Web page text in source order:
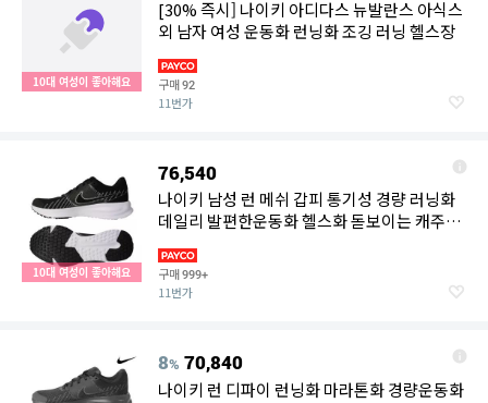
10대 여성이 좋아해요
[30% 즉시] 나이키 아디다스 뉴발란스 아식스
외 남자 여성 운동화 런닝화 조깅 러닝 헬스장
구매92
11번가
10대 여성이 좋아해요
76,540
나이키 남성 런 메쉬 갑피 통기성 경량 러닝화
데일리 발편한운동화 헬스화 돋보이는 캐주얼
구매999+
11번가
8% 70,840
나이키 런 디파이 런닝화 마라톤화 경량운동화